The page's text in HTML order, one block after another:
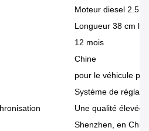
Moteur diesel 2.5
Longueur 38 cm
12 mois
Chine
pour le véhicule
Système de
Une qualité élevée
Shenzhen, en